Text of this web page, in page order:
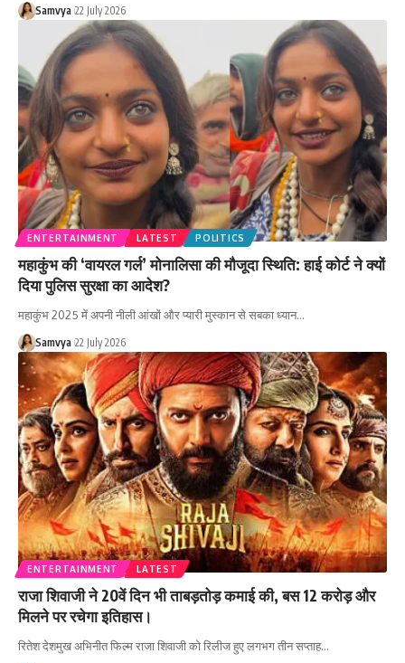
Samvya 22 July 2026
ENTERTAINMENT LATEST POLITICS
महाकुंभ की ‘वायरल गर्ल’ मोनालिसा की मौजूदा स्थिति: हाई कोर्ट ने क्यों
दिया पुलिस सुरक्षा का आदेश?
महाकुंभ 2025 में अपनी नीली आंखों और प्यारी मुस्कान से सबका ध्यान…
Samvya 22 July 2026
ENTERTAINMENT LATEST
राजा शिवाजी ने 20वें दिन भी ताबड़तोड़ कमाई की, बस 12 करोड़ और
मिलने पर रचेगा इतिहास।
रितेश देशमुख अभिनीत फिल्म राजा शिवाजी को रिलीज हुए लगभग तीन सप्ताह…